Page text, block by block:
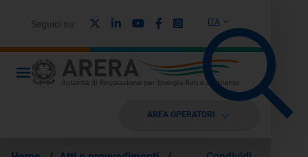
ITA
Seguici su: LinkedinYoutubeFacebook
Instagram
AREA OPERATORI